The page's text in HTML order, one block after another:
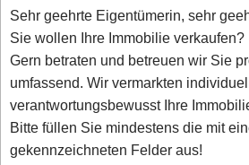
Sehr geehrte Eigentümerin, sehr
Sie wollen Ihre Immobilie verkaufen?
Gern betraten und betreuen wir Sie
umfassend. Wir vermarkten
verantwortungsbewusst Ihre
Bitte füllen Sie mindestens die mit
gekennzeichneten Felder aus!